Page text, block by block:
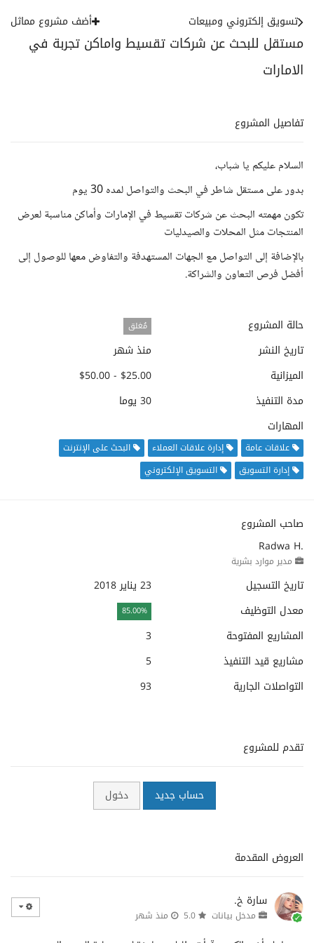
مستقل للبحث عن شركات تقسيط واماكن تجربة في
الامارات
تسويق إلكتروني ومبيعات أضف مشروع مماثل
تفاصيل المشروع
السلام عليكم يا شباب،
بدور على مستقل شاطر في البحث والتواصل لمده 30 يوم
تكون مهمته البحث عن شركات تقسيط في الإمارات وأماكن مناسبة لعرض
المنتجات مثل المحلات والصيدليات
بالإضافة إلى التواصل مع الجهات المستهدفة والتفاوض معها للوصول إلى
أفضل فرص التعاون والشراكة.
حالة المشروع مُغلق
تاريخ النشر
منذ شهر
الميزانية
$25.00 - $50.00
مدة التنفيذ
30 يوما
المهارات
علاقات عامة إدارة علاقات العملاء
البحث على الإنترنت
إدارة التسويق
التسويق الإلكتروني
صاحب المشروع
Radwa H.
مدير موارد بشرية
تاريخ التسجيل
23 يناير 2018
معدل التوظيف
85.00%
المشاريع المفتوحة
3
مشاريع قيد التنفيذ
5
التواصلات الجارية
93
تقدم للمشروع
حساب جديد دخول
العروض المقدمة
سارة خ.
مدخل بيانات منذ شهر